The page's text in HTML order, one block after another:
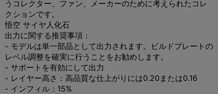
うコレクター、ファン、メーカーのために考えられたコレ
クションです。
悟空 サイヤ人化石
出力に関する推奨事項：
- モデルは単一部品として出力されます。ビルドプレートの
レベル調整を確実に行うことをお勧めします。
- サポートを有効にして出力
- レイヤー高さ：高品質な仕上がりには0.20または0.16
- インフィル：15%